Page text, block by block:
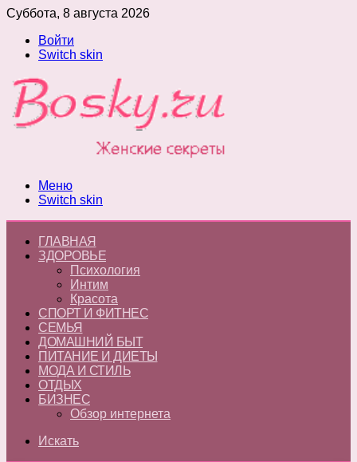
Суббота, 8 августа 2026
Войти
Switch skin
Меню
Switch skin
ГЛАВНАЯ
ЗДОРОВЬЕ
Психология
Интим
Красота
СПОРТ И ФИТНЕС
СЕМЬЯ
ДОМАШНИЙ БЫТ
ПИТАНИЕ И ДИЕТЫ
МОДА И СТИЛЬ
ОТДЫХ
БИЗНЕС
Обзор интернета
Искать